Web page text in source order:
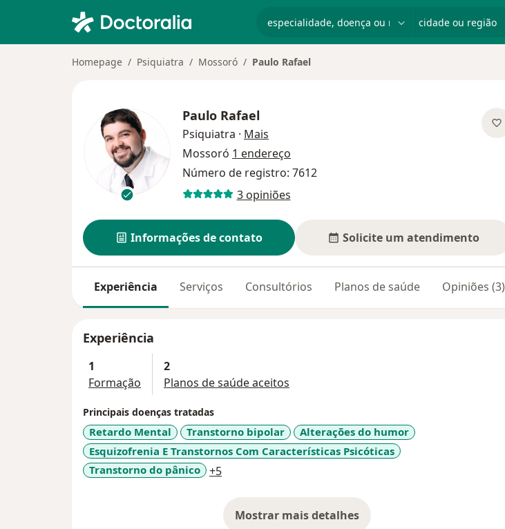
Homepage Psiquiatra Mossoró Paulo Rafael
Paulo Rafael
Psiquiatra · Mais
Mossoró 1 endereço
Número de registro: 7612
3 opiniões
Informações de contato Solicite um atendimento
Experiência Serviços Consultórios Planos de saúde Opiniões (3)
Experiência
1
Formação
2
Planos de saúde aceitos
Principais doenças tratadas
Retardo Mental Transtorno bipolar
Alterações do humor
Esquizofrenia E Transtornos Com Características Psicóticas
Transtorno do pânico
+5a11y_sr_more_diseases
Mostrar mais detalhes
sobre a experiência